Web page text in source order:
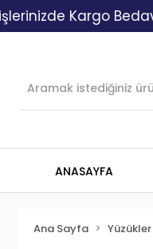
Kargo Bedava!
ANASAYFA
Ana Sayfa Yüzükler